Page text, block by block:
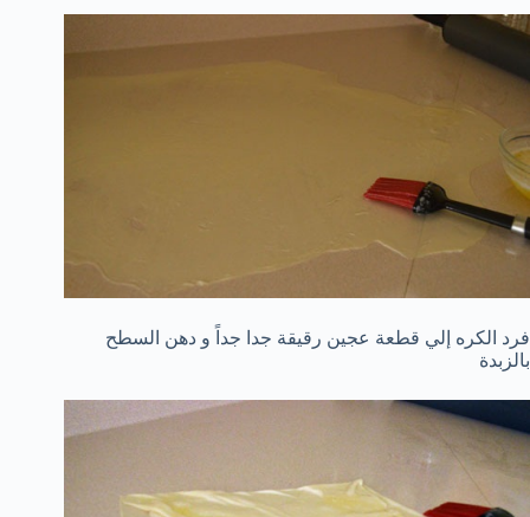
فرد الكره إلي قطعة عجين رقيقة جدا جداً و دهن السطح
بالزبدة